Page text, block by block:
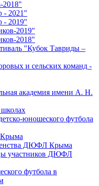
2018"
- 2021"
- 2019"
2019"
2018"
"Кубок Тавриды –
и сельских команд -
академия имени А. Н.
юношеского футбола
ДЮФЛ Крыма
участников ДЮФЛ
футбола в